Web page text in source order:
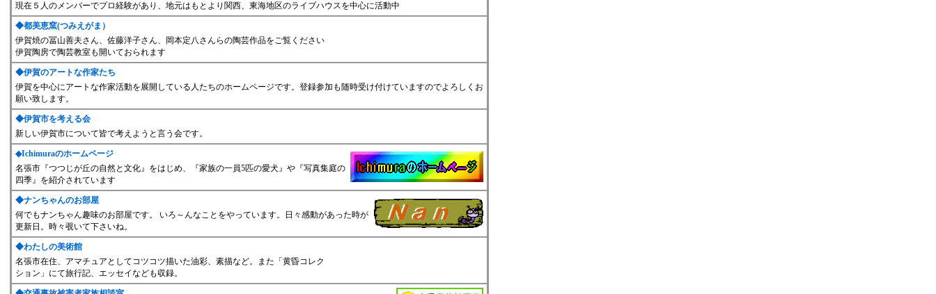
現在５人のメンバーでプロ経験があり、地元はもとより関西、東海地区のライブハウスを中心に活動中
◆都美恵窯(つみえがま）
伊賀焼の冨山善夫さん、佐藤洋子さん、岡本定八さんらの陶芸作品をご覧ください
伊賀陶房で陶芸教室も開いておられます
◆伊賀のアートな作家たち
伊賀を中心にアートな作家活動を展開している人たちのホームページです。登録参加も随時受け付けていますのでよろしくお
願い致します。
◆伊賀市を考える会
新しい伊賀市について皆で考えようと言う会です。
◆Ichimuraのホームページ
名張市『つつじが丘の自然と文化』をはじめ、『家族の一員5匹の愛犬』や『写真集庭の
四季』を紹介されています
◆ナンちゃんのお部屋
何でもナンちゃん趣味のお部屋です。 いろ～んなことをやっています。日々感動があった時が
更新日。時々覗いて下さいね。
◆わたしの美術館
名張市在住、アマチュアとしてコツコツ描いた油彩、素描など。また「黄昏コレク
ション」にて旅行記、エッセイなども収録。